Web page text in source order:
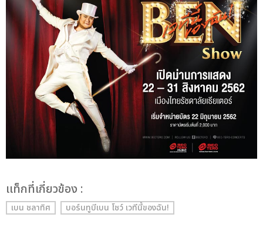
เเท็กที่เกี่ยวข้อง :
เบน ชลาทิศ บอร์นทูบีเบน โชว์ เวทีนี้ของฉัน!